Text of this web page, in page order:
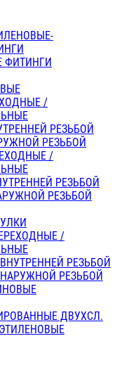
ФИТИНГИ
/
РЕЗЬБОЙ
РЕЗЬБОЙ
/
РЕЗЬБОЙ
РЕЗЬБОЙ
/
РЕЗЬБОЙ
РЕЗЬБОЙ
ДВУХСЛ.